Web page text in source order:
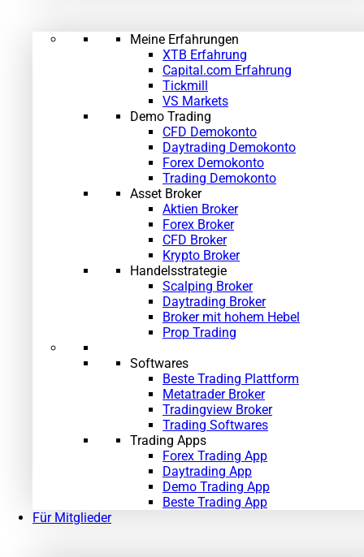
Meine Erfahrungen
XTB Erfahrung
Capital.com Erfahrung
Tickmill
VS Markets
Demo Trading
CFD Demokonto
Daytrading Demokonto
Forex Demokonto
Trading Demokonto
Asset Broker
Aktien Broker
Forex Broker
CFD Broker
Krypto Broker
Handelsstrategie
Scalping Broker
Daytrading Broker
Broker mit hohem Hebel
Prop Trading
Softwares
Beste Trading Plattform
Metatrader Broker
Tradingview Broker
Trading Softwares
Trading Apps
Forex Trading App
Daytrading App
Demo Trading App
Beste Trading App
Für Mitglieder